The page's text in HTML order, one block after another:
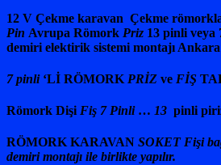
12 V Çekme karavan Çekme
Pin Avrupa Römork Priz 13 pinli veya
demiri elektirik sistemi montajı Ankara
7 pinli ‘Lİ RÖMORK PRİZ ve FİŞ
Römork Dişi Fiş 7 Pinli… 13 pinli
RÖMORK KARAVAN SOKET Fişi
demiri montajı ile birlikte yapılır.